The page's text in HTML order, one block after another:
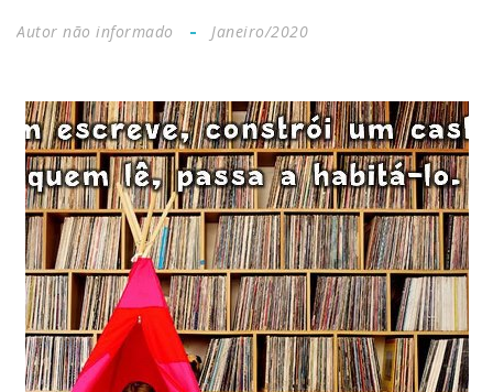
Autor não informado Janeiro/2020